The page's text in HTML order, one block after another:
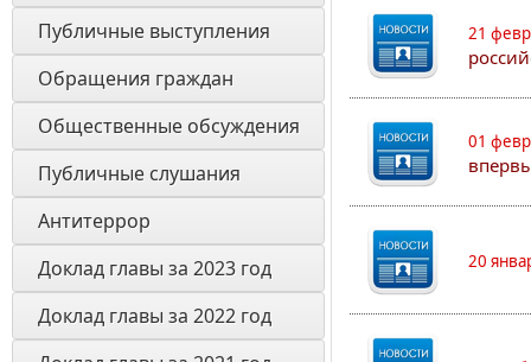
Публичные выступления
Обращения граждан
Общественные обсуждения
Публичные слушания
Антитеррор
Доклад главы за 2023 год
Доклад главы за 2022 год
21
01
20